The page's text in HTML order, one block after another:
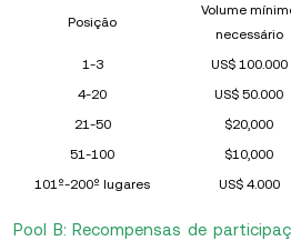
Posição
Volume
necessário
1-3 US$ 100.000
4-20
US$ 50.000
21-50
$20,000
51-100
$10,000
101º-200º lugares
US$ 4.000
Pool B: Recompensas de